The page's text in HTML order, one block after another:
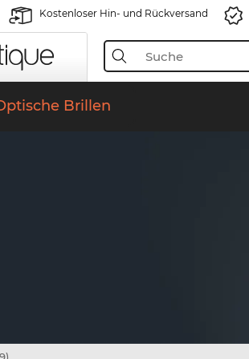
Kostenloser Hin- und Rückversand
Brillen